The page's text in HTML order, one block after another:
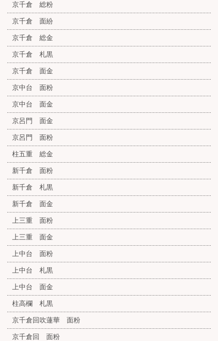
京千倉 総粉
京千倉 面紛
京千倉 総金
京千倉 札黒
京千倉 面金
京中台 面粉
京中台 面金
京呂門 面金
京呂門 面粉
柱五重 総金
新千倉 面粉
新千倉 札黒
新千倉 面金
上三重 面粉
上三重 面金
上中台 面粉
上中台 札黒
上中台 面金
柱高欄 札黒
京千倉回吹蓮華 面粉
京千倉回 面粉